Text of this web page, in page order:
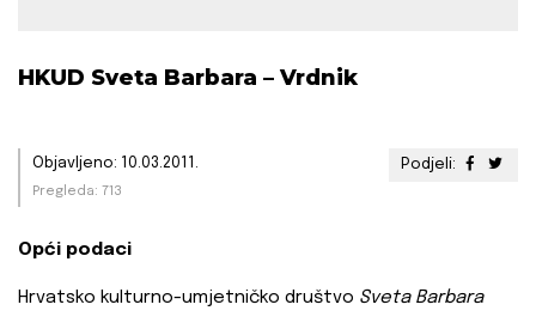
HKUD Sveta Barbara – Vrdnik
Podjeli:
Objavljeno: 10.03.2011.
Pregleda: 713
Opći podaci
Hrvatsko kulturno-umjetničko društvo Sveta Barbara